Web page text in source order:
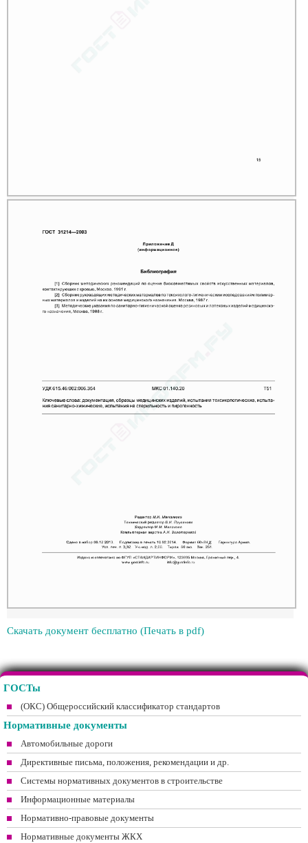
Скачать документ бесплатно (Печать в pdf)
ГОСТы
(ОКС) Общероссийский классификатор стандартов
Нормативные документы
Автомобильные дороги
Директивные письма, положения, рекомендации и др.
Системы нормативных документов в строительстве
Информационные материалы
Нормативно-правовые документы
Нормативные документы ЖКХ